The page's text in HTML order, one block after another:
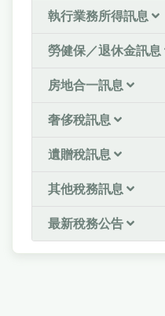
執行業務所得訊息
勞健保／退休金訊息
房地合一訊息
奢侈稅訊息
遺贈稅訊息
其他稅務訊息
最新稅務公告